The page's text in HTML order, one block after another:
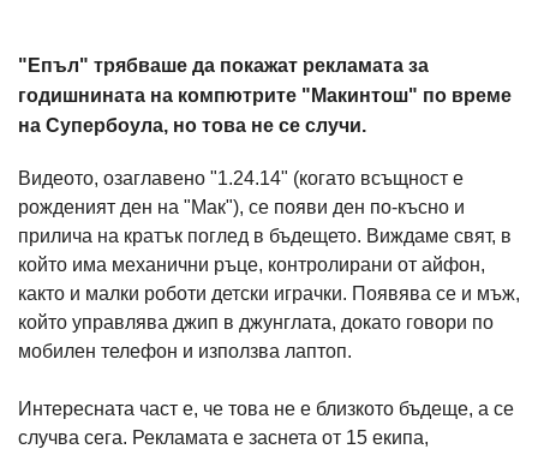
"Епъл" трябваше да покажат рекламата за
годишнината на компютрите "Макинтош" по време
на Супербоула, но това не се случи.
Видеото, озаглавено "1.24.14" (когато всъщност е
рожденият ден на "Мак"), се появи ден по-късно и
прилича на кратък поглед в бъдещето. Виждаме свят, в
който има механични ръце, контролирани от айфон,
както и малки роботи детски играчки. Появява се и мъж,
който управлява джип в джунглата, докато говори по
мобилен телефон и използва лаптоп.
Интересната част е, че това не е близкото бъдеще, а се
случва сега. Рекламата е заснета от 15 екипа,